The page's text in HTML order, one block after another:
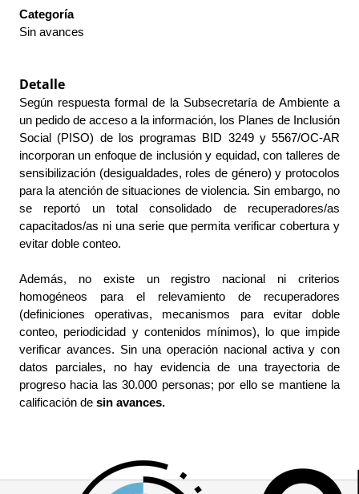
Categoría
Sin avances
Detalle
Según respuesta formal de la Subsecretaría de Ambiente a
un pedido de acceso a la información, los Planes de Inclusión
Social (PISO) de los programas BID 3249 y 5567/OC-AR
incorporan un enfoque de inclusión y equidad, con talleres de
sensibilización (desigualdades, roles de género) y protocolos
para la atención de situaciones de violencia. Sin embargo, no
se reportó un total consolidado de recuperadores/as
capacitados/as ni una serie que permita verificar cobertura y
evitar doble conteo.
Además, no existe un registro nacional ni criterios
homogéneos para el relevamiento de recuperadores
(definiciones operativas, mecanismos para evitar doble
conteo, periodicidad y contenidos mínimos), lo que impide
verificar avances. Sin una operación nacional activa y con
datos parciales, no hay evidencia de una trayectoria de
progreso hacia las 30.000 personas; por ello se mantiene la
calificación de sin avances.